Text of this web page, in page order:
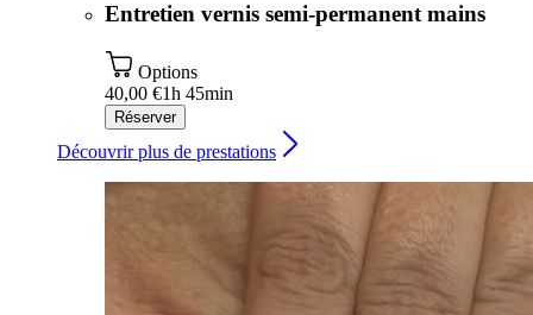
Entretien vernis semi-permanent mains
Options
40,00 €1h 45min
Réserver
Découvrir plus de prestations